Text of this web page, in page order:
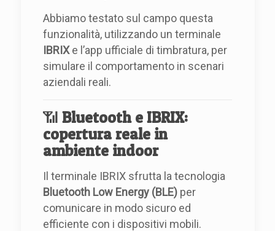
Abbiamo testato sul campo questa
funzionalità, utilizzando un terminale
IBRIXe l’app ufficiale di timbratura, per
simulare il comportamento in scenari
aziendali reali.
📶Bluetooth e IBRIX:
copertura reale in
ambiente indoor
Il terminale IBRIX sfrutta la tecnologia
Bluetooth Low Energy (BLE) per
comunicare in modo sicuro ed
efficiente con i dispositivi mobili.